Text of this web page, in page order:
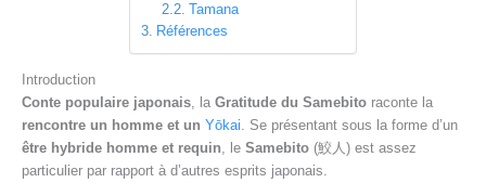
Tamana
Références
Introduction
Conte populaire japonais , la Gratitude du Samebito raconte la
rencontre un homme et un Yōkai . Se présentant sous la forme d’un
être hybride homme et requin , le Samebito (鮫人) est assez
particulier par rapport à d’autres esprits japonais.